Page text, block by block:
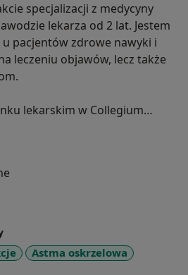
specjalizacji z medycyny
lekarza od 2 lat. Jestem
pacjentów zdrowe nawyki i
leczeniu objawów, lecz także
lekarskim w Collegium
Jagiellońskiego w Krakowie w
w Krakowie. W 2024r.
z medycyny rodzinnej w
Rodzinna Luxmed
2 w Krakowie.
Astma oskrzelowa